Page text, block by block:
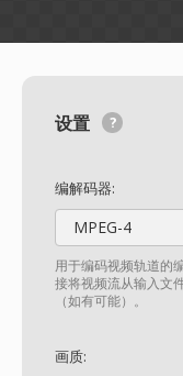
设置
编解码器:
MPEG-4
用于编码视频轨道的
接将视频流从输入文
（如有可能）。
画质: